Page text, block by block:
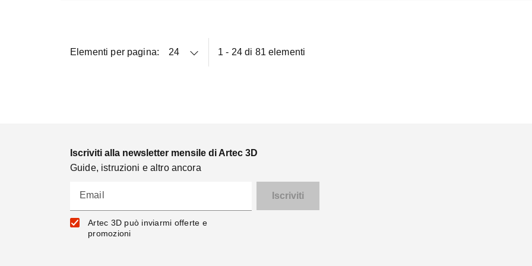
Elementi per pagina: 1 - 24 di 81 elementi
Iscriviti alla newsletter mensile di Artec 3D
Guide, istruzioni e altro ancora
Email
Artec 3D può inviarmi offerte e
promozioni